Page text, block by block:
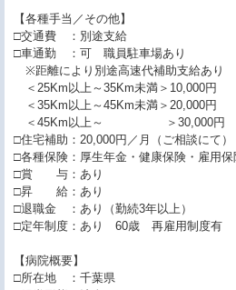
【各種手当／その他】
□交通費 ：別途支給
□車通勤 ：可 職員駐車場あり
※距離により別途高速代補助支給あり
＜25Km以上～35Km未満＞10,000円
＜35Km以上～45Km未満＞20,000円
＜45Km以上～ ＞30,000円
□住宅補助：20,000円／月（ご相談にて）
□各種保険：厚生年金・健康保険・雇用保
□賞 与：あり
□昇 給：あり
□退職金 ：あり（勤続3年以上）
□定年制度：あり 60歳 再雇用制度有
【病院概要】
□所在地 ：千葉県